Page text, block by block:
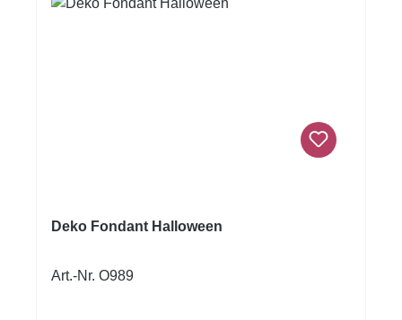
Deko Fondant Halloween
Art.-Nr. O989